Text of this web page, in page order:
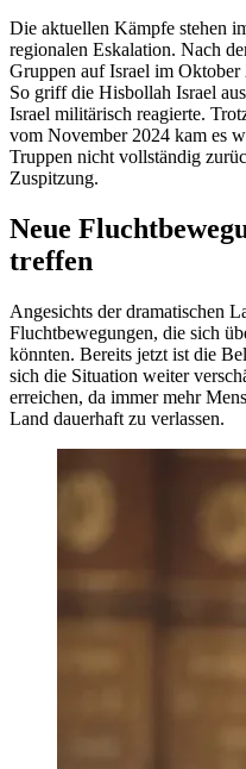
Die aktuellen Kämpfe stehen
regionalen Eskalation. Nach
Gruppen auf Israel im
So griff die Hisbollah Israel
Israel militärisch reagierte.
vom November 2024 kam es
Truppen nicht vollständig
Zuspitzung.
Neue
treffen
Angesichts der dramatischen
Fluchtbewegungen, die sich
könnten. Bereits jetzt ist die
sich die Situation weiter
erreichen, da immer mehr
Land dauerhaft zu verlassen.